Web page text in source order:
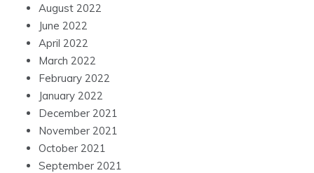
August 2022
June 2022
April 2022
March 2022
February 2022
January 2022
December 2021
November 2021
October 2021
September 2021